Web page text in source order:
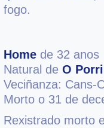
fogo.
Home de 32 anos
Natural de O
Veciñanza: Cans-
Morto o 31 de
Rexistrado morto